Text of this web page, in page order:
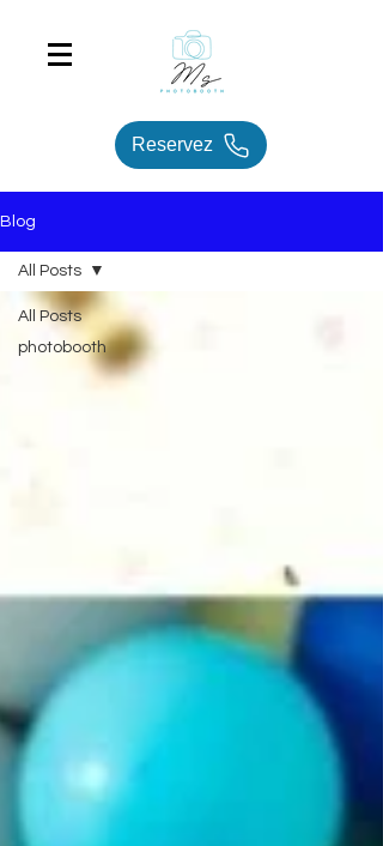
Reservez
Blog
All Posts
photobooth
All Posts